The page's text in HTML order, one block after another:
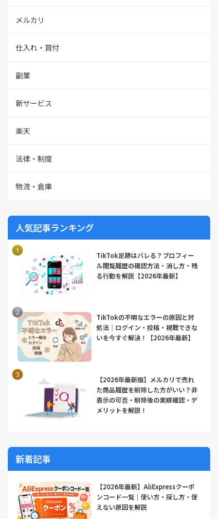
メルカリ
仕入れ・買付
副業
新サービス
楽天
法律・制度
物流・倉庫
人気記事ランキング
TikTok足跡はバレる？プロフィー
ル閲覧履歴の確認方法・消し方・残
る行動を解説【2026年最新】
TikTokの不明なエラーの原因と対
処法｜ログイン・投稿・視聴できな
いを今すぐ解決！【2026年最新】
【2026年最新版】メルカリで売れ
た商品履歴を削除した方がいい？非
表示の可否・削除後の実績確認・デ
メリットを解説！
新着記事
【2026年最新】AliExpressクーポ
ンコード一覧｜使い方・探し方・使
えない原因を解説